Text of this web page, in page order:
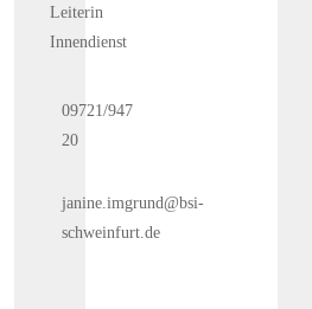
Leiterin
Innendienst
09721/947
20
janine.imgrund@bsi-
schweinfurt.de